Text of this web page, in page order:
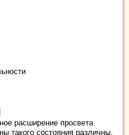
расширение просвета
такого состояния различны,